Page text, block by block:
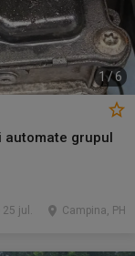
1/6
grupul
Campina, PH
25 jul.